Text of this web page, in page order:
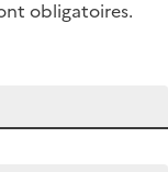
obligatoires.